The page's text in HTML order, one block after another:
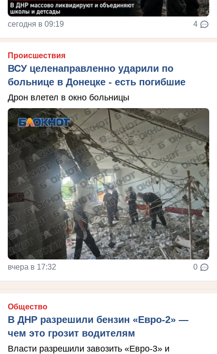
сегодня в 09:19 4
Происшествия
ВСУ целенаправленно ударили по
больнице в Донецке - есть погибшие
Дрон влетел в окно больницы
вчера в 17:32 0
Общество
В ДНР разрешили бензин «Евро-2» —
чем это грозит водителям
Власти разрешили завозить «Евро-3» и